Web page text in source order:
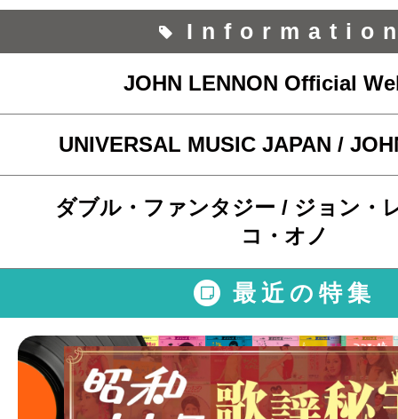
JOHN LENNON Official
UNIVERSAL MUSIC JAPAN /
ダブル・ファンタジー / ジョン・
コ・オノ
最近の特集